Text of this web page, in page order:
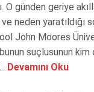
O günden geriye
neden yaratıldığı
John Moores
suçlusunun
Devamını Oku